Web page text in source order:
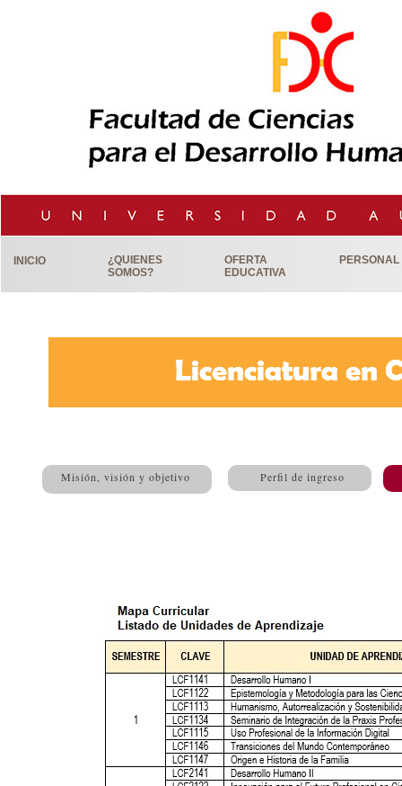
INICIO
¿QUIENES
SOMOS?
OFERTA
EDUCATIVA
PERSONAL
Misión, visión y objetivo Perfil de ingreso